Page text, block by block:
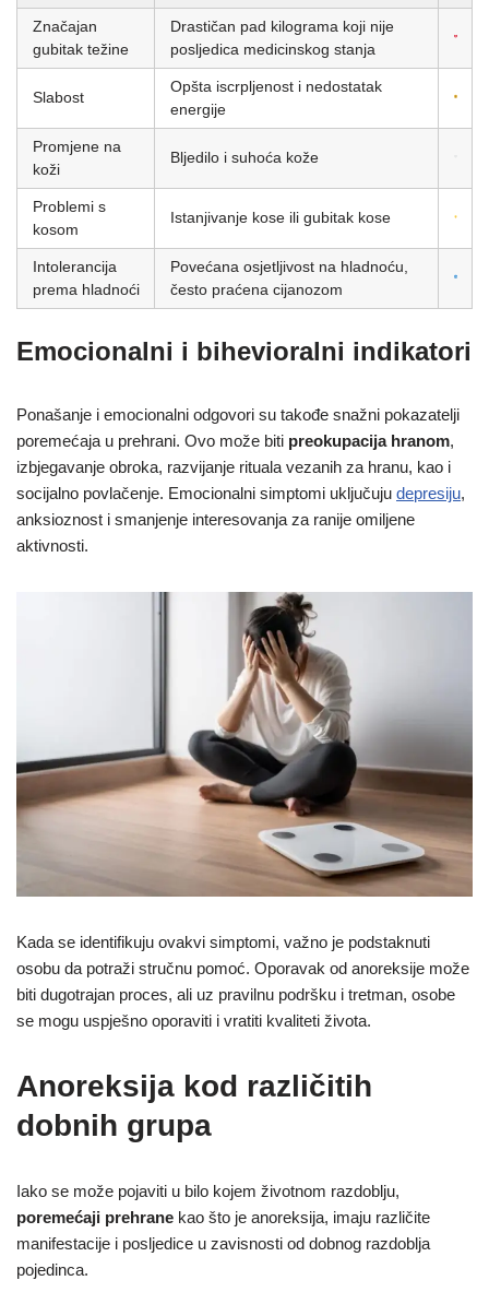
Značajan
gubitak težine
Drastičan pad kilograma koji nije
posljedica medicinskog stanja
Slabost
Opšta iscrpljenost i nedostatak
energije
Promjene na
koži
Bljedilo i suhoća kože
Problemi s
kosom
Istanjivanje kose ili gubitak kose
Intolerancija
prema hladnoći
Povećana osjetljivost na hladnoću,
često praćena cijanozom
Emocionalni i bihevioralni indikatori
Ponašanje i emocionalni odgovori su takođe snažni pokazatelji
poremećaja u prehrani. Ovo može biti preokupacija hranom,
izbjegavanje obroka, razvijanje rituala vezanih za hranu, kao i
socijalno povlačenje. Emocionalni simptomi uključuju depresiju,
anksioznost i smanjenje interesovanja za ranije omiljene
aktivnosti.
Kada se identifikuju ovakvi simptomi, važno je podstaknuti
osobu da potraži stručnu pomoć. Oporavak od anoreksije može
biti dugotrajan proces, ali uz pravilnu podršku i tretman, osobe
se mogu uspješno oporaviti i vratiti kvaliteti života.
Anoreksija kod različitih
dobnih grupa
Iako se može pojaviti u bilo kojem životnom razdoblju,
poremećaji prehrane kao što je anoreksija, imaju različite
manifestacije i posljedice u zavisnosti od dobnog razdoblja
pojedinca.